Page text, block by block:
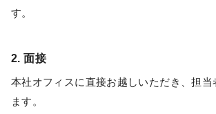
す。
2. 面接
本社オフィスに直接お越しいただき、担当
ます。